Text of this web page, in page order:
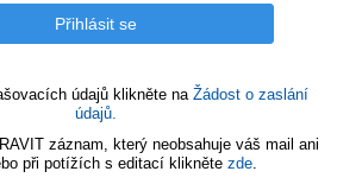
údajů klikněte na Žádost o zaslání
údajů.
záznam, který neobsahuje váš mail ani
při potížích s editací klikněte zde.